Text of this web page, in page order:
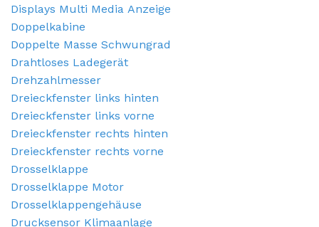
Displays Multi Media Anzeige
Doppelkabine
Doppelte Masse Schwungrad
Drahtloses Ladegerät
Drehzahlmesser
Dreieckfenster links hinten
Dreieckfenster links vorne
Dreieckfenster rechts hinten
Dreieckfenster rechts vorne
Drosselklappe
Drosselklappe Motor
Drosselklappengehäuse
Drucksensor Klimaanlage